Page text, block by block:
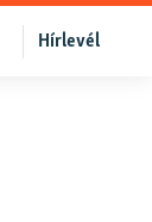
Hírlevél